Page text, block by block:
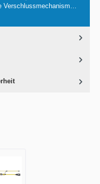
Verschlussmechanism…